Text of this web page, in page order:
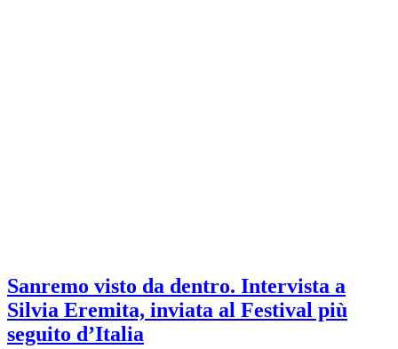
Sanremo visto da dentro. Intervista a
Silvia Eremita, inviata al Festival più
seguito d’Italia